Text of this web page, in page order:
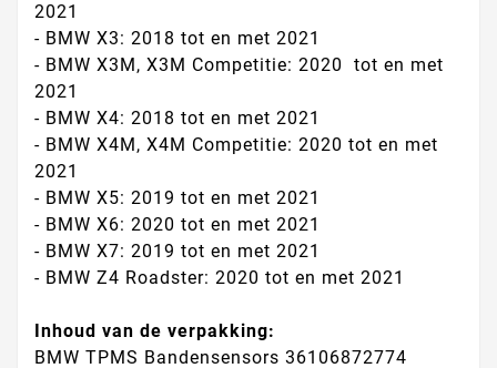
2021
- BMW X3: 2018 tot en met 2021
- BMW X3M, X3M Competitie: 2020 tot en met
2021
- BMW X4: 2018 tot en met 2021
- BMW X4M, X4M Competitie: 2020 tot en met
2021
- BMW X5: 2019 tot en met 2021
- BMW X6: 2020 tot en met 2021
- BMW X7: 2019 tot en met 2021
- BMW Z4 Roadster: 2020 tot en met 2021
Inhoud van de verpakking:
BMW TPMS Bandensensors 36106872774